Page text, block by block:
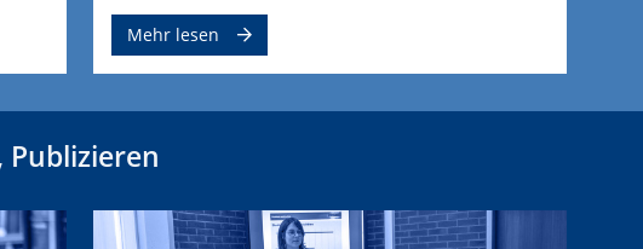
Mehr lesen
Publizieren